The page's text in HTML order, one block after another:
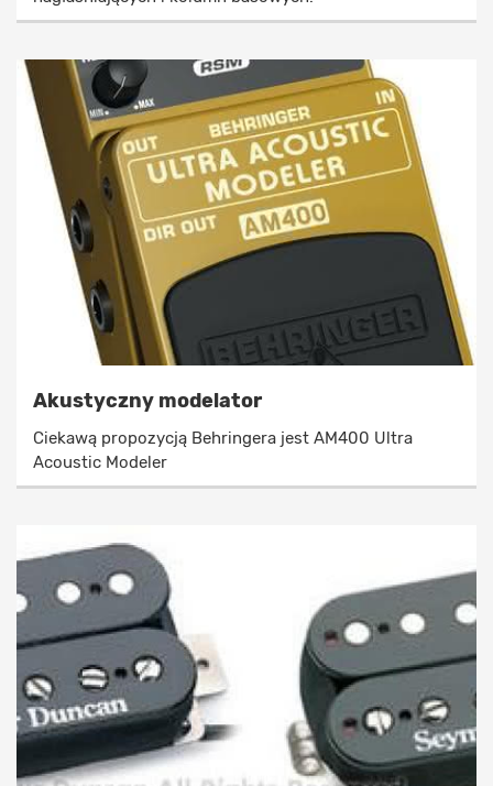
Akustyczny modelator
Ciekawą propozycją Behringera jest AM400 Ultra
Acoustic Modeler